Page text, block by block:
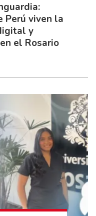
Perú viven la
y
el Rosario